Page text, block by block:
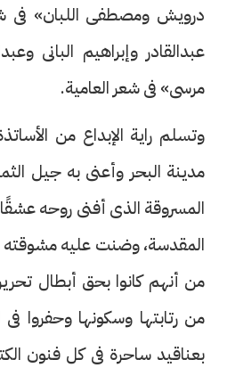
درويش ومصطفى اللبان» فى
عبدالقادر وإبراهيم البانى
مرسى» فى شعر العامية.
وتسلم راية الإبداع من
مدينة البحر وأعنى به جيل
المسروقة الذى أفنى روحه عشقًا
المقدسة، وضنت عليه مشوقته
من أنهم كانوا بحق أبطال
من رتابتها وسكونها وحفروا
بعناقيد ساحرة فى كل فنون